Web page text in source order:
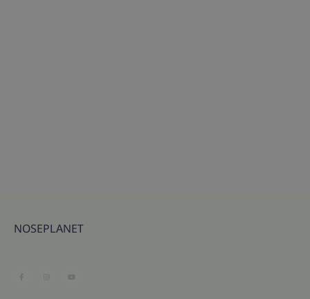
NOSEPLANET